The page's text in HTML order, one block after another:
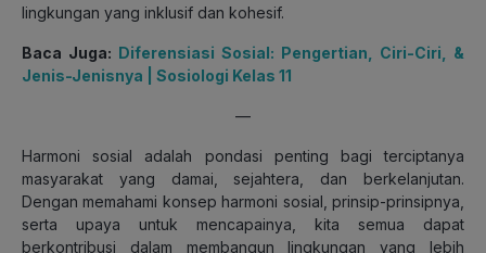
lingkungan yang inklusif dan kohesif.
Baca Juga: Diferensiasi Sosial: Pengertian, Ciri-Ciri, &
Jenis-Jenisnya | Sosiologi Kelas 11
—
Harmoni sosial adalah pondasi penting bagi terciptanya
masyarakat yang damai, sejahtera, dan berkelanjutan.
Dengan memahami konsep harmoni sosial, prinsip-prinsipnya,
serta upaya untuk mencapainya, kita semua dapat
berkontribusi dalam membangun lingkungan yang lebih